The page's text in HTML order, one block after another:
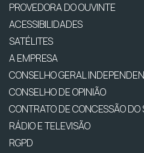
PROVEDORA DO OUVINTE
ACESSIBILIDADES
SATÉLITES
A EMPRESA
CONSELHO GERAL
CONSELHO DE OPINIÃO
CONTRATO DE CONCESSÃO DO
RÁDIO E TELEVISÃO
RGPD